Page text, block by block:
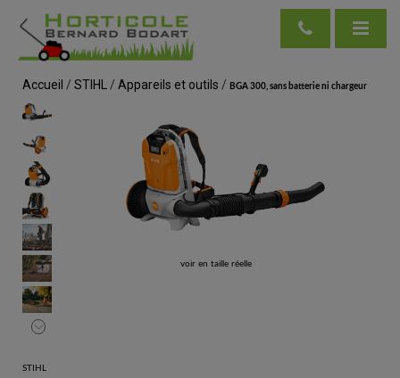
Accueil / STIHL/ Appareils et outils / BGA 300, sans batterie ni chargeur
voir en taille réelle
STIHL